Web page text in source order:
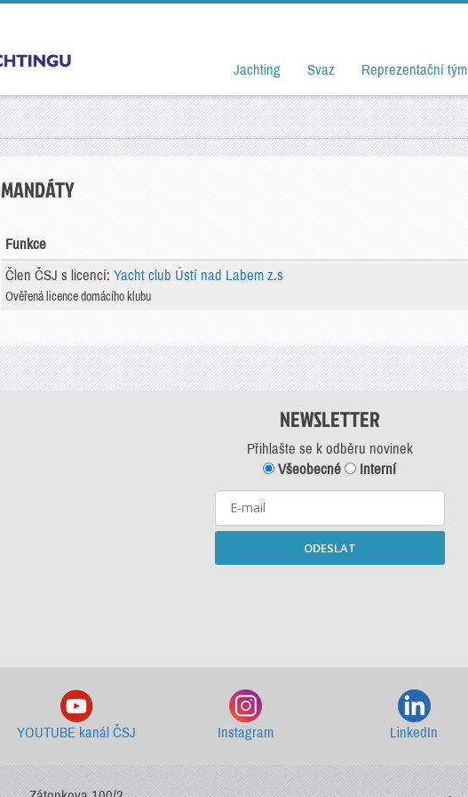
Jachting Svaz Reprezentační tým
MANDÁTY
Funkce
Člen ČSJ s licencí: Yacht club Ústí nad Labem z.s
Ověřená licence domácího klubu
NEWSLETTER
Přihlašte se k odběru novinek
Všeobecné
Interní
ODESLAT
YOUTUBE kanál ČSJ Instagram LinkedIn